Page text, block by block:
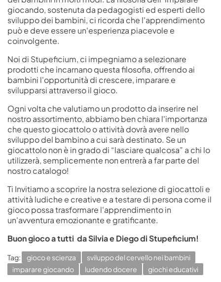
giocando, sostenuta da pedagogisti ed esperti dello
sviluppo dei bambini, ci ricorda che l'apprendimento
può e deve essere un'esperienza piacevole e
coinvolgente.
Noi di Stupeficium, ci impegniamo a selezionare
prodotti che incarnano questa filosofia, offrendo ai
bambini l'opportunità di crescere, imparare e
svilupparsi attraverso il gioco.
Ogni volta che valutiamo un prodotto da inserire nel
nostro assortimento, abbiamo ben chiara l'importanza
che questo giocattolo o attività dovrà avere nello
sviluppo del bambino a cui sarà destinato. Se un
giocattolo non è in grado di “lasciare qualcosa” a chi lo
utilizzerà, semplicemente non entrerà a far parte del
nostro catalogo!
Ti Invitiamo a scoprire la nostra selezione di giocattoli e
attività ludiche e creative e a testare di persona come il
gioco possa trasformare l'apprendimento in
un'avventura emozionante e gratificante.
Buon gioco a tutti da Silvia e Diego di Stupeficium!
Tag: gioco e scienza
sviluppo del cervello nei bambini
imparare giocando
ludendo docere giochi educativi